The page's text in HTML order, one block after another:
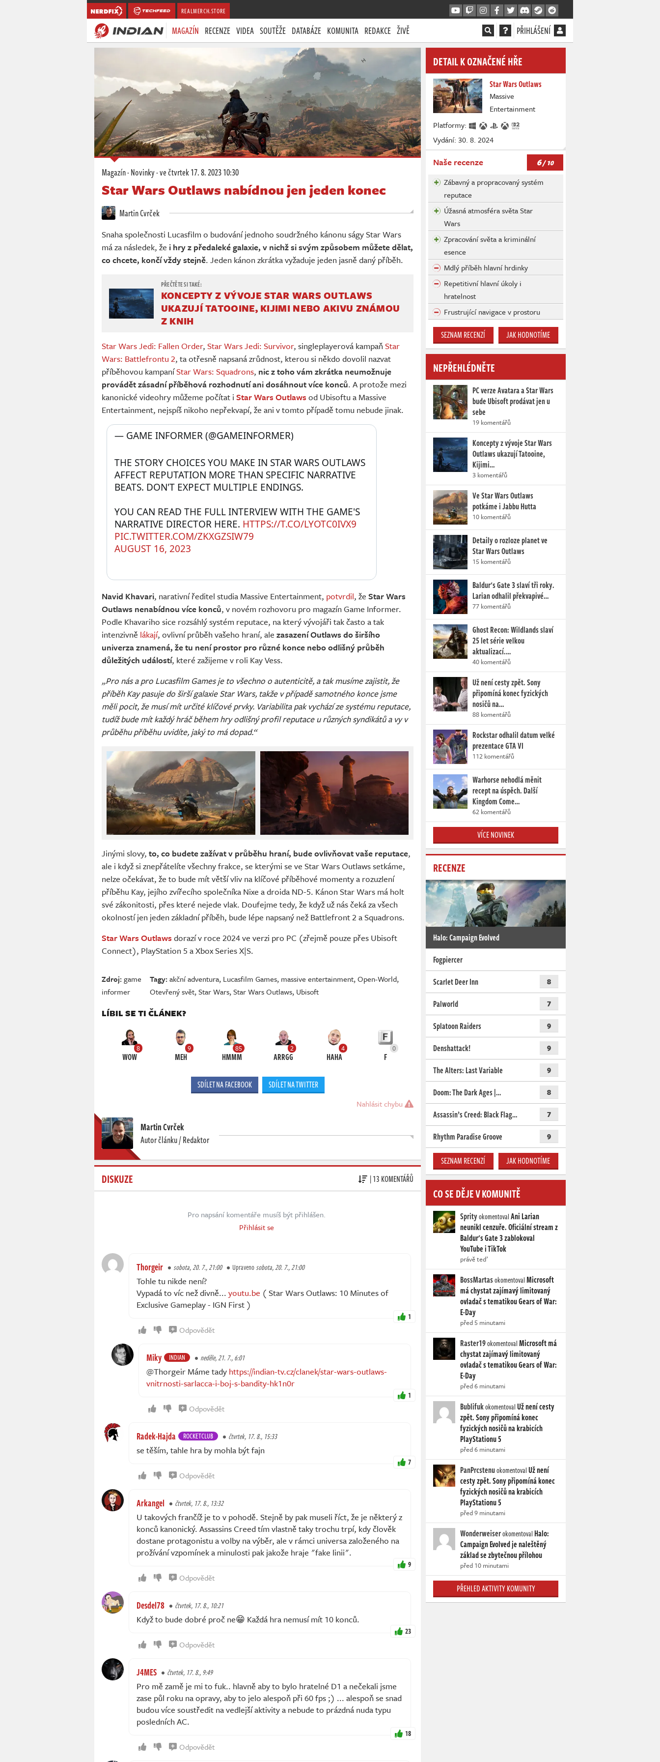
REALMERCH.STORE
MAGAZÍN RECENZE VIDEA SOUTĚŽE DATABÁZE KOMUNITA REDAKCE ŽIVĚ PŘIHLÁŠENÍ
Magazín·Novinky·ve čtvrtek17. 8. 2023 10:30
Star Wars Outlaws nabídnou jen jeden konec
Martin Cvrček
Snaha společnosti Lucasfilm o budování jednoho soudržného kánonu ságy Star Wars
má za následek, že i hry z předaleké galaxie, v nichž si svým způsobem můžete dělat,
co chcete, končí vždy stejně. Jeden kánon zkrátka vyžaduje jeden jasně daný příběh.
KONCEPTY Z VÝVOJE STAR WARS OUTLAWS
UKAZUJÍ TATOOINE, KIJIMI NEBO AKIVU ZNÁMOU
Z KNIH
Star Wars Jedi: Fallen Order, Star Wars Jedi: Survivor, singleplayerová kampaň Star
Wars: Battlefrontu 2, ta otřesně napsaná zrůdnost, kterou si někdo dovolil nazvat
příběhovou kampaníStar Wars: Squadrons, nic z toho vám zkrátka neumožnuje
provádět zásadní příběhová rozhodnutí ani dosáhnout více konců. A protože mezi
kanonické videohry můžeme počítat i Star Wars Outlaws od Ubisoftu a Massive
Entertainment, nejspíš nikoho nepřekvapí, že ani v tomto případě tomu nebude jinak.
THE STORY CHOICES YOU MAKE IN STAR WARS OUTLAWS
AFFECT REPUTATION MORE THAN SPECIFIC NARRATIVE
BEATS. DON'T EXPECT MULTIPLE ENDINGS.
YOU CAN READ THE FULL INTERVIEW WITH THE GAME'S
NARRATIVE DIRECTOR HERE. HTTPS://T.CO/LYOTC0IVX9
PIC.TWITTER.COM/ZKXGZSIW79
— GAME INFORMER (@GAMEINFORMER)
AUGUST 16, 2023
Navid Khavari, narativní ředitel studia Massive Entertainment, potvrdil, že Star Wars
Outlaws nenabídnou více konců, v novém rozhovoru pro magazín Game Informer.
Podle Khavariho sice rozsáhlý systém reputace, na který vývojáři tak často a tak
intenzivně lákají, ovlivní průběh vašeho hraní, ale zasazení Outlaws do širšího
univerza znamená, že tu není prostor pro různé konce nebo odlišný průběh
důležitých událostí, které zažijeme v roli Kay Vess.
„Pro nás a pro Lucasfilm Games je to všechno o autenticitě, a tak musíme zajistit, že
příběh Kay pasuje do širší galaxie Star Wars, takže v případě samotného konce jsme
měli pocit, že musí mít určité klíčové prvky. Variabilita pak vychází ze systému reputace,
tudíž bude mít každý hráč během hry odlišný profil reputace u různých syndikátů a vy v
průběhu příběhu uvidíte, jaký to má dopad.“
Jinými slovy, to, co budete zažívat v průběhu hraní, bude ovlivňovat vaše reputace,
ale i když si znepřátelíte všechny frakce, se kterými se ve Star Wars Outlaws setkáme,
nelze očekávat, že to bude mít větší vliv na klíčové příběhové momenty a rozuzlení
příběhu Kay, jejího zvířecího společníka Nixe a droida ND-5. Kánon Star Wars má holt
své zákonitosti, přes které nejede vlak. Doufejme tedy, že když už nás čeká za všech
okolností jen jeden základní příběh, bude lépe napsaný než Battlefront 2 a Squadrons.
Star Wars Outlaws dorazí v roce 2024 ve verzi pro PC (zřejmě pouze přes Ubisoft
Connect), PlayStation 5 a Xbox Series X|S.
Zdroj:game
informer
Tagy:akční adventura, Lucasfilm Games, massive entertainment,Open-World,
Otevřený svět,Star Wars,Star Wars Outlaws, Ubisoft
LÍBIL SE TI ČLÁNEK?
8
WOW
9
MEH
85
HMMM
2
ARRGG
4
HAHA
0
F
SDÍLET NA FACEBOOK SDÍLET NA TWITTER
Nahlásit chybu
Martin Cvrček
Autor článku / Redaktor
DISKUZE | 13 KOMENTÁŘŮ
Pro napsání komentáře musíš být přihlášen.
Přihlásit se
Thorgeir sobota, 20. 7., 21:00 Upravenosobota, 20. 7., 21:00
Tohle tu nikde není?
Vypadá to víc než divně... youtu.be ( Star Wars Outlaws: 10 Minutes of
Exclusive Gameplay - IGN First )
1
Odpovědět
Miky INDIAN neděle, 21. 7., 6:01
@Thorgeir Máme tady https://indian-tv.cz/clanek/star-wars-outlaws-
vnitrnosti-sarlacca-i-boj-s-bandity-hk1n0r
1
Odpovědět
Radek-Hajda ROCKETCLUB čtvrtek, 17. 8., 15:33
se těším, tahle hra by mohla být fajn
7
Odpovědět
Arkangel čtvrtek, 17. 8., 13:32
U takových frančíž je to v pohodě. Stejně by pak museli říct, že je některý z
konců kanonický. Assassins Creed tím vlastně taky trochu trpí, kdy člověk
dostane protagonistu a volby na výběr, ale v rámci universa založeného na
prožívání vzpomínek a minulosti pak jakože hraje "fake linii".
9
Odpovědět
Desdel78 čtvrtek, 17. 8., 10:21
Když to bude dobré proč ne😁 Každá hra nemusí mít 10 konců.
23
Odpovědět
J4MES čtvrtek, 17. 8., 9:49
Pro mě zamě je mi to fuk.. hlavně aby to bylo hratelné D1 a nečekali jsme
zase půl roku na opravy, aby to jelo alespoň při 60 fps ;) ... alespoň se snad
budou více soustředit na vedlejší aktivity a nebude to prázdná nuda typu
posledních AC.
18
Odpovědět
DETAIL K OZNAČENÉ HŘE
Star Wars Outlaws
Massive
Entertainment
Platformy:
Vydání: 30. 8. 2024
Naše recenze 6/ 10
Zábavný a propracovaný systém
reputace
Úžasná atmosféra světa Star
Wars
Zpracování světa a kriminální
esence
Mdlý příběh hlavní hrdinky
Repetitivní hlavní úkoly i
hratelnost
Frustrující navigace v prostoru
SEZNAM RECENZÍ JAK HODNOTÍME
NEPŘEHLÉDNĚTE
PC verze Avatara a Star Wars
bude Ubisoft prodávat jen u
sebe
19 komentářů
Koncepty z vývoje Star Wars
Outlaws ukazují Tatooine,
Kijimi…
3 komentářů
Ve Star Wars Outlaws
potkáme i Jabbu Hutta
10 komentářů
Detaily o rozloze planet ve
Star Wars Outlaws
15 komentářů
Baldur's Gate 3 slaví tři roky.
Larian odhalil překvapivé…
77 komentářů
Ghost Recon: Wildlands slaví
25 let série velkou
aktualizací.…
40 komentářů
Už není cesty zpět. Sony
připomíná konec fyzických
nosičů na…
88 komentářů
Rockstar odhalil datum velké
prezentace GTA VI
112 komentářů
Warhorse nehodlá měnit
recept na úspěch. Další
Kingdom Come…
62 komentářů
VÍCE NOVINEK
RECENZE
Halo: Campaign Evolved
Fogpiercer
Scarlet Deer Inn
8
Palworld 7
Splatoon Raiders 9
Denshattack! 9
The Alters: Last Variable 9
Doom: The Dark Ages |… 8
Assassin’s Creed: Black Flag… 7
Rhythm Paradise Groove 9
SEZNAM RECENZÍ JAK HODNOTÍME
CO SE DĚJE V KOMUNITĚ
SprityokomentovalAni Larian
neunikl cenzuře. Oficiální stream z
Baldur's Gate 3 zablokoval
YouTube i TikTok
právě teď
BossMartasokomentovalMicrosoft
má chystat zajímavý limitovaný
ovladač s tematikou Gears of War:
E-Day
před 5 minutami
Raster19okomentovalMicrosoft má
chystat zajímavý limitovaný
ovladač s tematikou Gears of War:
E-Day
před 6 minutami
BublifukokomentovalUž není cesty
zpět. Sony připomíná konec
fyzických nosičů na krabicích
PlayStationu 5
před 6 minutami
PanPrcstenuokomentovalUž není
cesty zpět. Sony připomíná konec
fyzických nosičů na krabicích
PlayStationu 5
před 9 minutami
Wonderweiserokomentoval Halo:
Campaign Evolved je naleštěný
základ se zbytečnou přílohou
před 10 minutami
PŘEHLED AKTIVITY KOMUNITY